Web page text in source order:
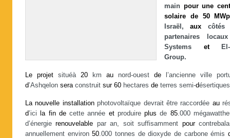
main pour une
solaire
de 50
MWp
Israël,aux
partenaires
Systems etEl-
Group.
Le projet situéà 20 km au nord-ouest de l’ancienne ville
d’Ashqelon seraconstruit sur 60 hectares de terres semi-d
La nouvelle installationphotovoltaïque devrait être raccordée au
d’ici la fin decette année etproduireplus de 85.000
d’énergierenouvelable par an, soit suffisamment pour
annuellement environ50.000 tonnes de dioxyde de carbone émis